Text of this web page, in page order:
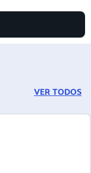
VER TODOS